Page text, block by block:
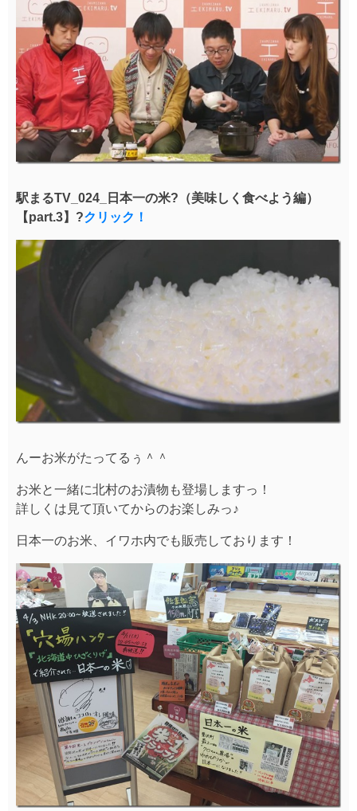
駅まるTV_024_日本一の米?（美味しく食べよう編）
【part.3】?クリック！
んーお米がたってるぅ＾＾
お米と一緒に北村のお漬物も登場しますっ！
詳しくは見て頂いてからのお楽しみっ♪
日本一のお米、イワホ内でも販売しております！